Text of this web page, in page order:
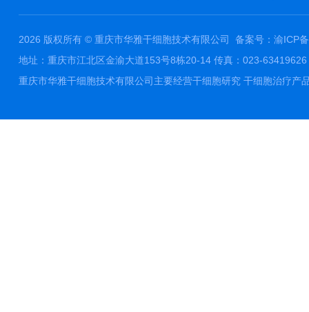
2026 版权所有 © 重庆市华雅干细胞技术有限公司 备案号：渝ICP
地址：重庆市江北区金渝大道153号8栋20-14 传真：023-
重庆市华雅干细胞技术有限公司主要经营干细胞研究 干细胞治疗产